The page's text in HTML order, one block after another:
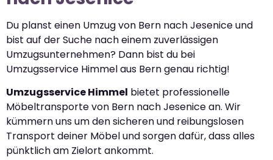
Du planst einen Umzug von Bern nach Jesenice und
bist auf der Suche nach einem zuverlässigen
Umzugsunternehmen? Dann bist du bei
Umzugsservice Himmel aus Bern genau richtig!
Umzugsservice Himmel bietet professionelle
Möbeltransporte von Bern nach Jesenice an. Wir
kümmern uns um den sicheren und reibungslosen
Transport deiner Möbel und sorgen dafür, dass alles
pünktlich am Zielort ankommt.